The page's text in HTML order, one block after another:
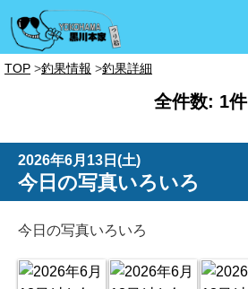
TOP 釣果情報 釣果詳細
全件数: 1件
2026年6月13日(土)
今日の写真いろいろ
今日の写真いろいろ